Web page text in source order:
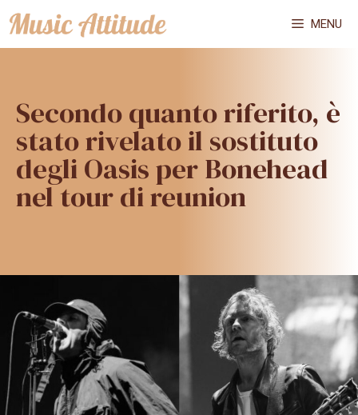
Vai
al
MENU
Secondo quanto riferito, è
stato rivelato il sostituto
degli Oasis per Bonehead
nel tour di reunion